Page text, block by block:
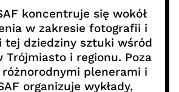
koncentruje się wokół
w zakresie fotografii i
tej dziedziny sztuki wśród
Trójmiasto i regionu. Poza
plenerami i
organizuje wykłady,